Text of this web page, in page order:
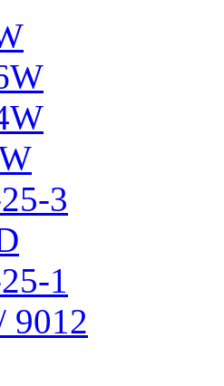
3
1
9012